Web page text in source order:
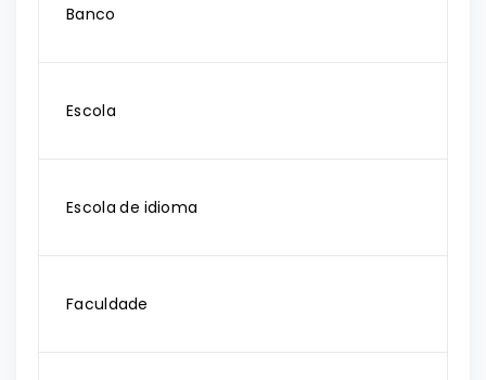
Banco
Escola
Escola de idioma
Faculdade